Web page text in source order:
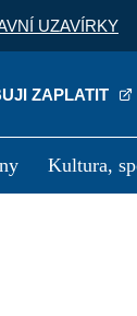
UZAVÍRKY
ZAPLATIT
Kultura,